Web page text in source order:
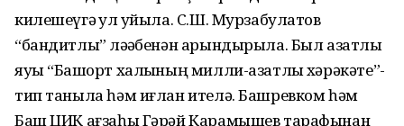
килешеүгә ҡул ҡуйыла. С.Ш. Мурзабулатов
“бандитлыҡ” ләҡәбенән арындырыла. Был азатлыҡ
яуы “Башҡорт халҡының милли-азатлыҡ хәрәкәте”-
тип таныла һәм иғлан ителә. Башревком һәм
Баш ЦИК ағзаһы Гәрәй Карамышев тарафынан